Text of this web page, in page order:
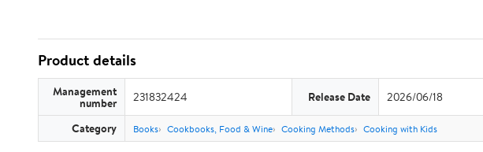
Product details
Management
number 231832424 Release Date 2026/06/18
Category Books Cookbooks, Food & Wine Cooking Methods Cooking with Kids